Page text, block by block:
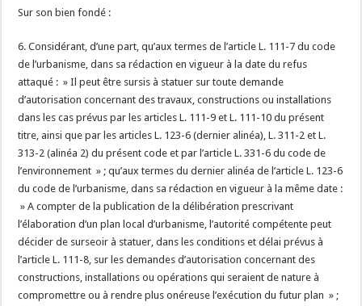
Sur son bien fondé :
6. Considérant, d’une part, qu’aux termes de l’article L. 111-7 du code
de l’urbanisme, dans sa rédaction en vigueur à la date du refus
attaqué : » Il peut être sursis à statuer sur toute demande
d’autorisation concernant des travaux, constructions ou installations
dans les cas prévus par les articles L. 111-9 et L. 111-10 du présent
titre, ainsi que par les articles L. 123-6 (dernier alinéa), L. 311-2 et L.
313-2 (alinéa 2) du présent code et par l’article L. 331-6 du code de
l’environnement » ; qu’aux termes du dernier alinéa de l’article L. 123-6
du code de l’urbanisme, dans sa rédaction en vigueur à la même date :
» A compter de la publication de la délibération prescrivant
l’élaboration d’un plan local d’urbanisme, l’autorité compétente peut
décider de surseoir à statuer, dans les conditions et délai prévus à
l’article L. 111-8, sur les demandes d’autorisation concernant des
constructions, installations ou opérations qui seraient de nature à
compromettre ou à rendre plus onéreuse l’exécution du futur plan » ;